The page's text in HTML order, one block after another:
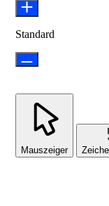
Standard
Mauszeiger